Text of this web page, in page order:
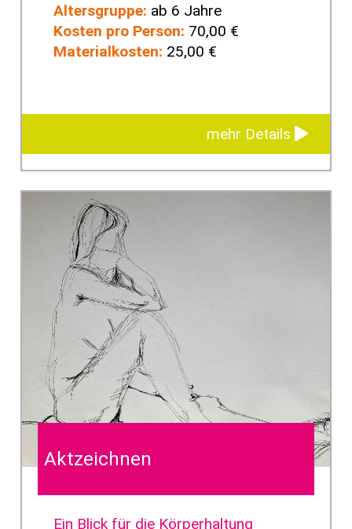
Altersgruppe: ab 6 Jahre
Kosten pro Person: 70,00 €
Materialkosten: 25,00 €
mehr Details
Aktzeichnen
Ein Blick für die Körperhaltung